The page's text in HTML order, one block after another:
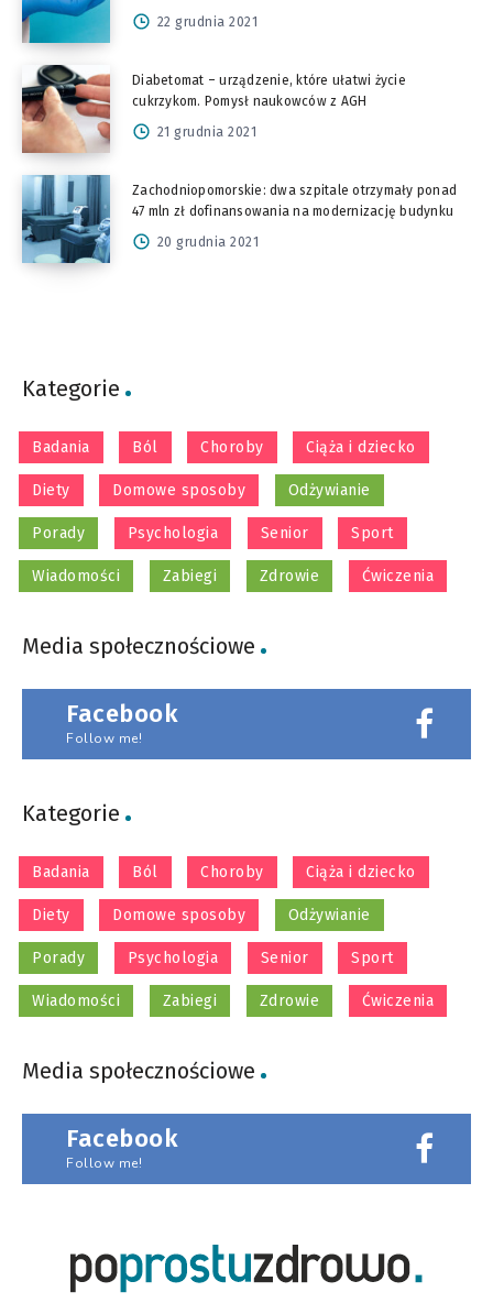
22 grudnia 2021
Diabetomat – urządzenie, które ułatwi życie
cukrzykom. Pomysł naukowców z AGH
21 grudnia 2021
Zachodniopomorskie: dwa szpitale otrzymały ponad
47 mln zł dofinansowania na modernizację budynku
20 grudnia 2021
Kategorie
Badania Ból Choroby Ciąża i dziecko
Diety Domowe sposoby Odżywianie
Porady Psychologia Senior Sport
Wiadomości Zabiegi Zdrowie Ćwiczenia
Media społecznościowe
Facebook
Follow me!
Kategorie
Badania Ból Choroby Ciąża i dziecko
Diety Domowe sposoby Odżywianie
Porady Psychologia Senior Sport
Wiadomości Zabiegi Zdrowie Ćwiczenia
Media społecznościowe
Facebook
Follow me!